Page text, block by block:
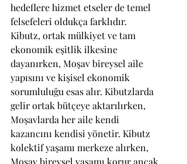
hedeflere hizmet etseler de temel
felsefeleri oldukça farklıdır.
Kibutz, ortak mülkiyet ve tam
ekonomik eşitlik ilkesine
dayanırken, Moşav bireysel aile
yapısını ve kişisel ekonomik
sorumluluğu esas alır. Kibutzlarda
gelir ortak bütçeye aktarılırken,
Moşavlarda her aile kendi
kazancını kendisi yönetir. Kibutz
kolektif yaşamı merkeze alırken,
Moşav bireysel yaşamı korur ancak